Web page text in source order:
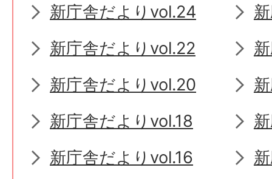
新庁舎だよりvol.24
新庁舎だよりvol.22
新庁舎だよりvol.20
新庁舎だよりvol.18
新庁舎だよりvol.16